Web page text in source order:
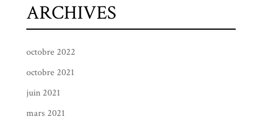
ARCHIVES
octobre 2022
octobre 2021
juin 2021
mars 2021